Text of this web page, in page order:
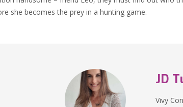
she becomes the prey in a hunting game.
JD
Vivy